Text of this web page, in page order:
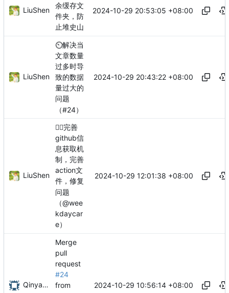
LiuShen
余缓存文
件夹，防
止堆史山
2024-10-29 20:53:05 +08:00
LiuShen
⏲️解决当
文章数量
过多时导
致的数据
量过大的
问题
（#24）
2024-10-29 20:43:22 +08:00
LiuShen
😮‍💨完善
github信
息获取机
制，完善
action文
件，修复
问题
（@wee
kdaycar
e）
2024-10-29 12:01:38 +08:00
Qinyang Liu
Merge
pull
request
#24
from
2024-10-29 10:56:14 +08:00